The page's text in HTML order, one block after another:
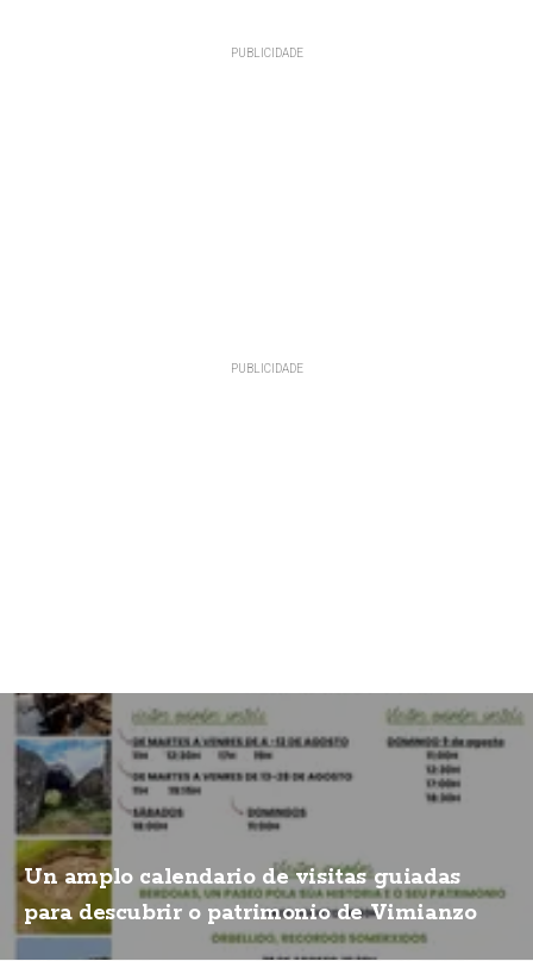
Un amplo calendario de visitas guiadas
para descubrir o patrimonio de Vimianzo